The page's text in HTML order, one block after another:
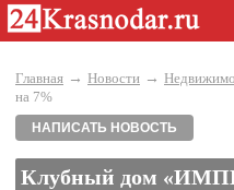
Главная → Новости →
на 7%
НАПИСАТЬ НОВОСТЬ
Клубный дом